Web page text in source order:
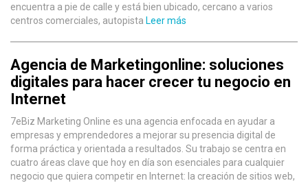
encuentra a pie de calle y está bien ubicado, cercano a varios
centros comerciales, autopista Leer más
Agencia de Marketingonline: soluciones
digitales para hacer crecer tu negocio en
Internet
7eBiz Marketing Online es una agencia enfocada en ayudar a
empresas y emprendedores a mejorar su presencia digital de
forma práctica y orientada a resultados. Su trabajo se centra en
cuatro áreas clave que hoy en día son esenciales para cualquier
negocio que quiera competir en Internet: la creación de sitios web,